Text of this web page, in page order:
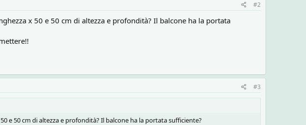
#2
x 50 e 50 cm di altezza e profondità? Il balcone ha la portata
#3
e 50 cm di altezza e profondità? Il balcone ha la portata sufficiente?